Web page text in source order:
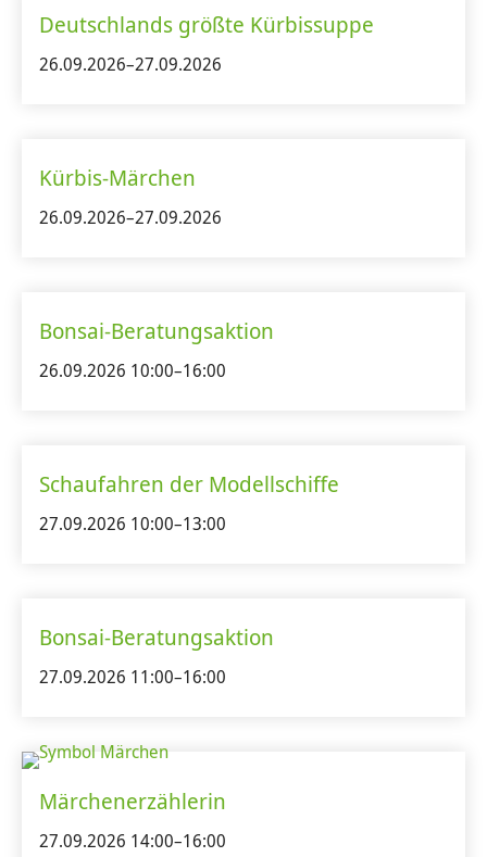
Deutschlands größte Kürbissuppe
26.09.2026–27.09.2026
Kürbis-Märchen
26.09.2026–27.09.2026
Bonsai-Beratungsaktion
26.09.2026 10:00–16:00
Schaufahren der Modellschiffe
27.09.2026 10:00–13:00
Bonsai-Beratungsaktion
27.09.2026 11:00–16:00
Märchenerzählerin
27.09.2026 14:00–16:00